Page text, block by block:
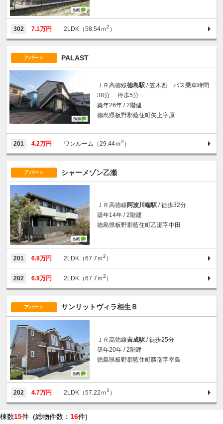
302 7.1万円 2LDK（58.54ｍ2 ）
アパート PALAST
ＪＲ高徳線徳島駅 / 笠木西 バス乗車時間
38分 停歩5分
築年26年 / 2階建
徳島県板野郡藍住町矢上字原
201 4.2万円 ワンルーム（29.44ｍ2 ）
アパート シャーメゾン乙瀬
ＪＲ高徳線 阿波川端駅 / 徒歩32分
築年14年 / 2階建
徳島県板野郡藍住町乙瀬字中田
201 6.9万円 2LDK（67.7ｍ2 ）
202 6.9万円 2LDK（67.7ｍ2 ）
アパート サンリットヴィラ相生Ｂ
ＪＲ高徳線吉成駅 / 徒歩25分
築年20年 / 2階建
徳島県板野郡藍住町勝瑞字幸島
202 4.7万円 2LDK（57.22ｍ2 ）
棟数15件 (総物件数： 16件)